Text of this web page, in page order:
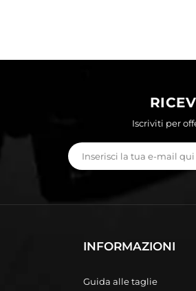
Iscriviti per
INFORMAZIONI
Guida alle taglie